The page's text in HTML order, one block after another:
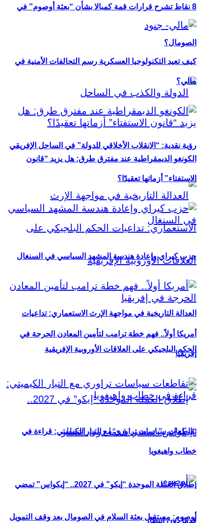
8 نقاط تشرح قرارات قمة كمبالا بشأن “بعثة أوصوم” في
الصومال؟
رؤية نقدية: “الانقلاب الأخلاقي للدولة” في الساحل الإفريقي
العدالة التاريخية في مواجهة الإرث الاستعماري: تداعيات
الحكم البلجيكي على العلاقات الأوروبية الإفريقية
إطلاق العملة الموحدة “إيكو” في 2027.. “إيكواس” تمضي
قدمًا دون انتظار
كيف تعيد التكنولوجيا العسكرية رسم التحالفات الأمنية في
مالي؟
الكونغو الديمقراطية عند مفترق طرق: هل يزيد “قانون
الاستفتاء” أزماتها تعقيدًا؟
حزب كيراي وإعادة هندسة المشهد السياسي في السنغال
أمريكا أولاً.. فهم خطة ترامب لتأمين المعادن الحرجة في
إفريقيا
تقاطعات سياسات تراوري مع التيار الكيميتي: قراءة في
خطاب واهيغويا
أوصوم: مستقبل بعثة السلام في الصومال بعد وقف التمويل